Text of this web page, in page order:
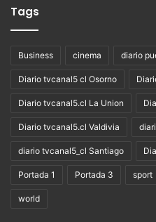
Tags
Business cinema diario
Diario tvcanal5 cl Osorno
Diario tvcanal5.cl La Union
Diario tvcanal5.cl Valdivia
diario tvcanal5_cl Santiago
Portada 1 Portada 3 sport
world